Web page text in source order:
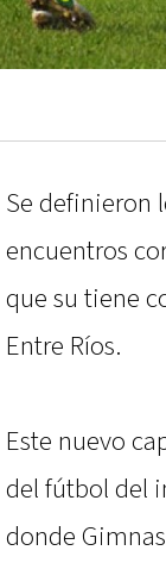
Se definieron
encuentros
que su tiene
Entre Ríos.
Este nuevo
del fútbol del
donde